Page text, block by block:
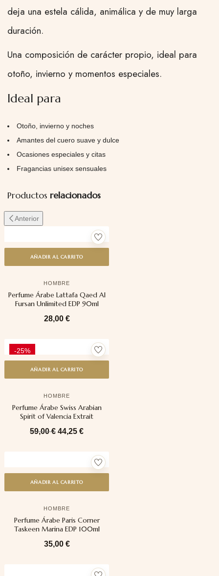
deja una estela cálida, animálica y de muy larga
duración.
Una composición de carácter propio, ideal para
otoño, invierno y momentos especiales.
Ideal para
Otoño, invierno y noches
Amantes del cuero suave y dulce
Ocasiones especiales y citas
Fragancias unisex sensuales
Productos relacionados
Anterior
AÑADIR AL CARRITO
HOMBRE
Perfume Árabe Lattafa Qaed Al
Fursan Unlimited EDP 90ml
28,00 €
-25%
AÑADIR AL CARRITO
HOMBRE
Perfume Árabe Swiss Arabian
Spirit of Valencia Extrait
59,00€ 44,25 €
AÑADIR AL CARRITO
HOMBRE
Perfume Árabe Paris Corner
Taskeen Marina EDP 100ml
35,00 €